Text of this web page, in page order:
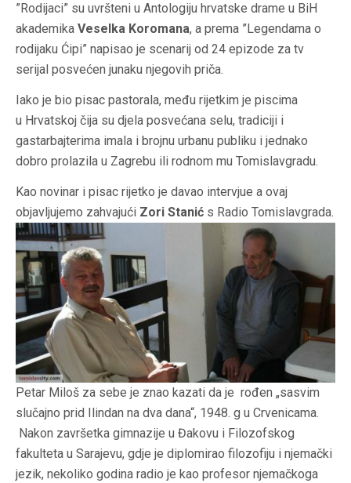
”Rodijaci” su uvršteni u Antologiju hrvatske drame u BiH
akademika Veselka Koromana, a prema ”Legendama o
rodijaku Ćipi” napisao je scenarij od 24 epizode za tv
serijal posvećen junaku njegovih priča.
Iako je bio pisac pastorala, među rijetkim je piscima
u Hrvatskoj čija su djela posvećana selu, tradiciji i
gastarbajterima imala i brojnu urbanu publiku i jednako
dobro prolazila u Zagrebu ili rodnom mu Tomislavgradu.
Kao novinar i pisac rijetko je davao intervjue a ovaj
objavljujemo zahvajući Zori Stanić s Radio Tomislavgrada.
Petar Miloš za sebe je znao kazati da je rođen „sasvim
slučajno prid Ilindan na dva dana“, 1948. g u Crvenicama.
Nakon završetka gimnazije u Đakovu i Filozofskog
fakulteta u Sarajevu, gdje je diplomirao filozofiju i njemački
jezik, nekoliko godina radio je kao profesor njemačkoga